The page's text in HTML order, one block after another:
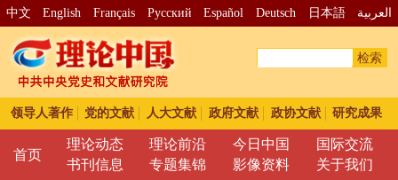
中文 English Français Pусский Español Deutsch 日本語 العربية
检索
领导人著作 党的文献 人大文献 政府文献 政协文献 研究成果
首页
理论动态 理论前沿 今日中国
国际交流
书刊信息
专题集锦 影像资料 关于我们